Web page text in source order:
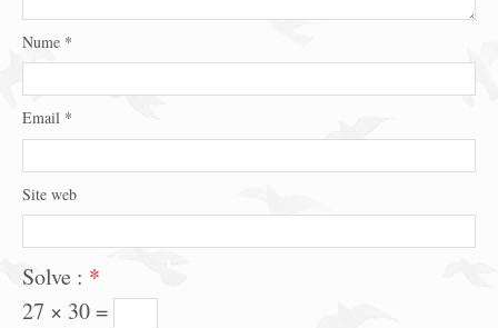
Nume *
Email *
Site web
Solve : *
27 × 30 =